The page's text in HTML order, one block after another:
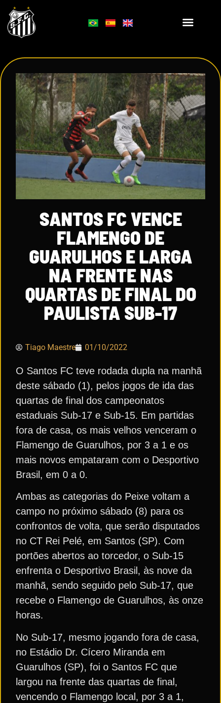
SANTOS FC VENCE
FLAMENGO DE
GUARULHOS E LARGA
NA FRENTE NAS
QUARTAS DE FINAL DO
PAULISTA SUB-17
Tiago Maestre 01/10/2022
O Santos FC teve rodada dupla na manhã
deste sábado (1), pelos jogos de ida das
quartas de final dos campeonatos
estaduais Sub-17 e Sub-15. Em partidas
fora de casa, os mais velhos venceram o
Flamengo de Guarulhos, por 3 a 1 e os
mais novos empataram com o Desportivo
Brasil, em 0 a 0.
Ambas as categorias do Peixe voltam a
campo no próximo sábado (8) para os
confrontos de volta, que serão disputados
no CT Rei Pelé, em Santos (SP). Com
portões abertos ao torcedor, o Sub-15
enfrenta o Desportivo Brasil, às nove da
manhã, sendo seguido pelo Sub-17, que
recebe o Flamengo de Guarulhos, às onze
horas.
No Sub-17, mesmo jogando fora de casa,
no Estádio Dr. Cícero Miranda em
Guarulhos (SP), foi o Santos FC que
largou na frente das quartas de final,
vencendo o Flamengo local, por 3 a 1,